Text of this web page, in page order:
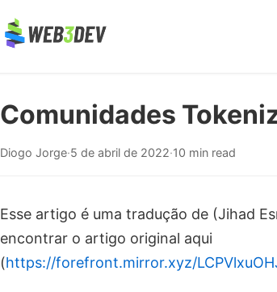
Comunidades
Diogo Jorge·5 de abril de 2022·10 min read
Esse artigo é uma tradução de (Jihad
encontrar o artigo original aqui
(https://forefront.mirror.xyz/